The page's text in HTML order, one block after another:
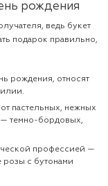
рождения
ведь букет
подарок правильно,
рождения, относят
пастельных, нежных
— темно-бордовых,
профессией —
розы с бутонами